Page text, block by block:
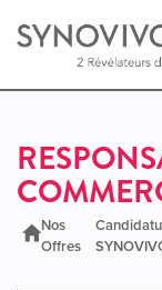
Retour au site
Nos
Offres